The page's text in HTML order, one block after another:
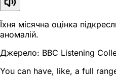
Їхня місячна оцінка
аномалій.
Джерело: BBC Listening
You can have, like, a full